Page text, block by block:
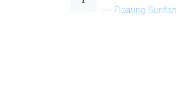
— Floating Sunfish